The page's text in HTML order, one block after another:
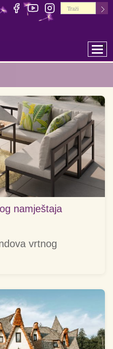
namještaja
vrtnog